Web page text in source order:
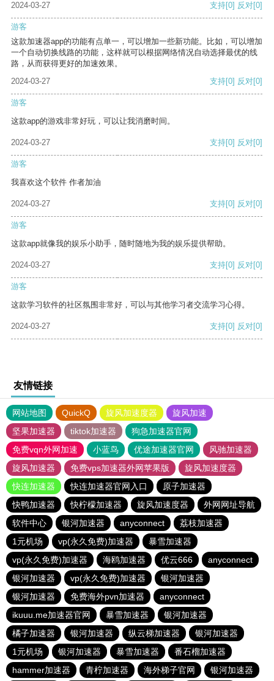
2024-03-27
支持[0] 反对[0]
游客
这款加速器app的功能有点单一，可以增加一些新功能。比如，可以增加
一个自动切换线路的功能，这样就可以根据网络情况自动选择最优的线
路，从而获得更好的加速效果。
2024-03-27
支持[0] 反对[0]
游客
这款app的游戏非常好玩，可以让我消磨时间。
2024-03-27 支持[0] 反对[0]
游客
我喜欢这个软件 作者加油
2024-03-27 支持[0] 反对[0]
游客
这款app就像我的娱乐小助手，随时随地为我的娱乐提供帮助。
2024-03-27 支持[0] 反对[0]
游客
这款学习软件的社区氛围非常好，可以与其他学习者交流学习心得。
2024-03-27 支持[0] 反对[0]
友情链接
网站地图 QuickQ 旋风加速度器
旋风加速
坚果加速器
tiktok加速器
狗急加速器官网
免费vqn外网加速
小蓝鸟 优途加速器官网
风驰加速器
旋风加速器
免费vps加速器外网苹果版
旋风加速度器
快连加速器
快连加速器官网入口
原子加速器
快鸭加速器
快柠檬加速器 旋风加速度器
外网网址导航
软件中心
银河加速器 anyconnect
荔枝加速器
1元机场
vp(永久免费)加速器
暴雪加速器
vp(永久免费)加速器
海鸥加速器 优云666
anyconnect
银河加速器
vp(永久免费)加速器
银河加速器
银河加速器
免费海外pvn加速器
anyconnect
ikuuu.me加速器官网
暴雪加速器
银河加速器
橘子加速器
银河加速器 纵云梯加速器
银河加速器
1元机场
银河加速器 暴雪加速器
番石榴加速器
hammer加速器
青柠加速器 海外梯子官网 银河加速器